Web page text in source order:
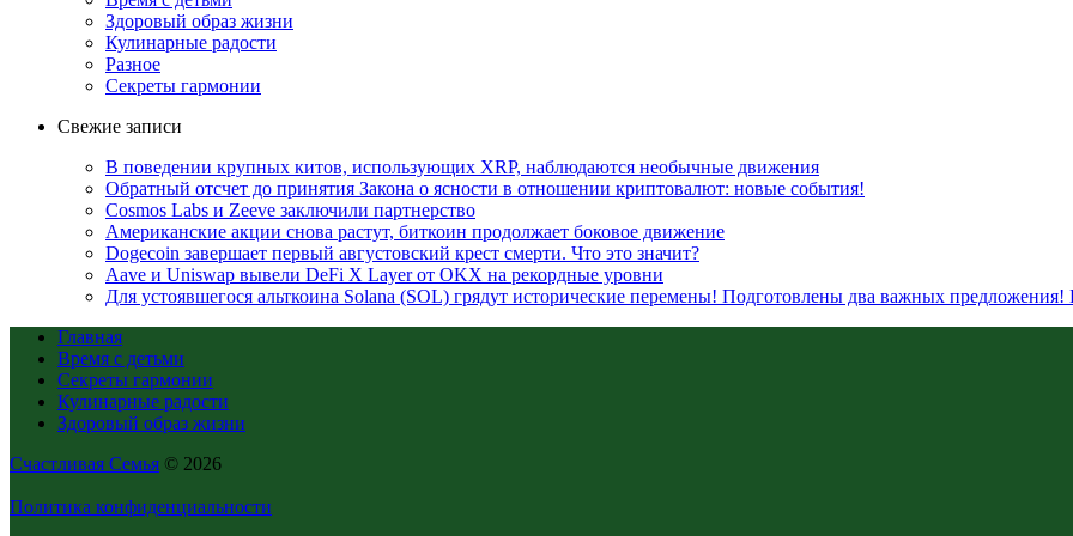
Здоровый образ жизни
Кулинарные радости
Разное
Секреты гармонии
Свежие записи
В поведении крупных китов, использующих XRP, наблюдаются необычные движения
Обратный отсчет до принятия Закона о ясности в отношении криптовалют: новые события!
Cosmos Labs и Zeeve заключили партнерство
Американские акции снова растут, биткоин продолжает боковое движение
Dogecoin завершает первый августовский крест смерти. Что это значит?
Aave и Uniswap вывели DeFi X Layer от OKX на рекордные уровни
Для устоявшегося альткоина Solana (SOL) грядут исторические перемены! Подготовлены два важных предложения!
Главная
Время с детьми
Секреты гармонии
Кулинарные радости
Здоровый образ жизни
Счастливая Семья © 2026
Политика конфиденциальности